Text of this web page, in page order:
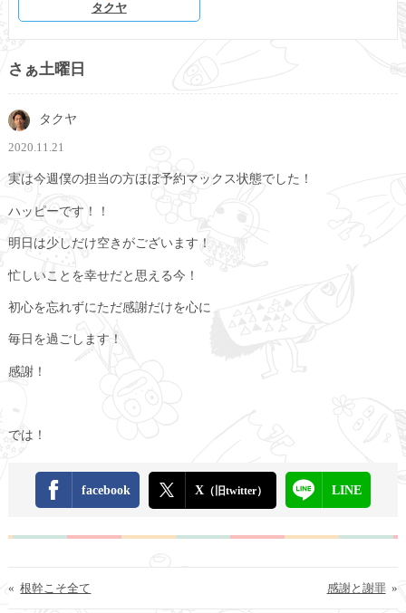
タクヤ
さぁ土曜日
タクヤ
2020.11.21
実は今週僕の担当の方ほぼ予約マックス状態でした！
ハッピーです！！
明日は少しだけ空きがございます！
忙しいことを幸せだと思える今！
初心を忘れずにただ感謝だけを心に
毎日を過ごします！
感謝！
では！
facebook X（旧twitter） LINE
« 根幹こそ全て »
感謝と謝罪